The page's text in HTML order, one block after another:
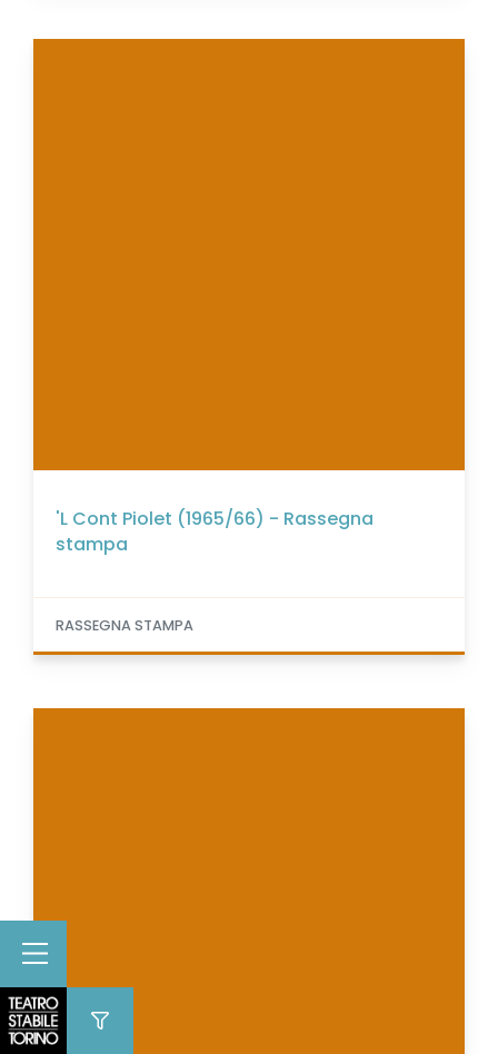
'L Cont Piolet (1965/66) - Rassegna
stampa
RASSEGNA STAMPA